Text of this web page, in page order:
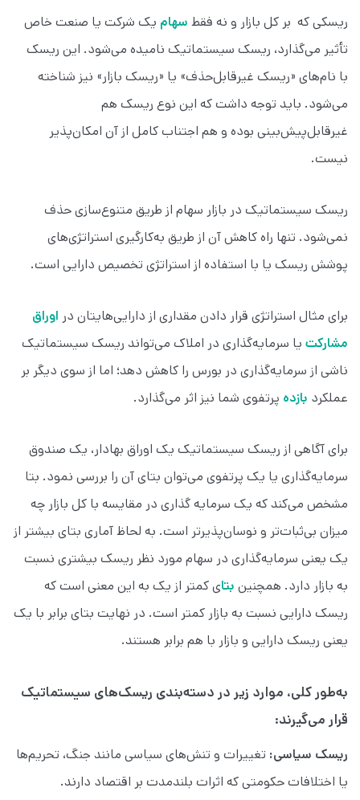
ریسکی که بر کل بازار و نه فقط سهام یک شرکت یا صنعت خاص
تأثیر می‌گذارد، ریسک سیستماتیک نامیده می‌شود. این ریسک
با نام‌های «ریسک غیرقابل‌حذف» یا «ریسک بازار» نیز شناخته
می‌شود. باید توجه داشت که این نوع ریسک هم
غیرقابل‌پیش‌بینی بوده و هم اجتناب کامل از آن امکان‌پذیر
نیست.
ریسک سیستماتیک در بازار سهام از طریق متنوع‌سازی حذف
نمی‌شود. تنها راه کاهش آن از طریق به‌کارگیری استراتژی‌های
پوشش ریسک یا با استفاده از استراتژی تخصیص دارایی است.
برای مثال استراتژی قرار دادن مقداری از دارایی‌هایتان در اوراق
مشارکت یا سرمایه‌گذاری در املاک می‌تواند ریسک سیستماتیک
ناشی از سرمایه‌گذاری در بورس را کاهش دهد؛ اما از سوی دیگر بر
عملکرد بازده پرتفوی شما نیز اثر می‌گذارد.
برای آگاهی از ریسک سیستماتیک یک اوراق بهادار، یک صندوق
سرمایه‌گذاری یا یک پرتفوی می‌توان بتای آن را بررسی نمود. بتا
مشخص می‌کند که یک سرمایه گذاری در مقایسه با کل بازار چه
میزان بی‌ثبات‌تر و نوسان‌پذیرتر است. به لحاظ آماری بتای بیشتر از
یک یعنی سرمایه‌گذاری در سهام مورد نظر ریسک بیشتری نسبت
به بازار دارد. همچنین بتای کمتر از یک به این معنی است که
ریسک دارایی نسبت به بازار کمتر است. در نهایت بتای برابر با یک
یعنی ریسک دارایی و بازار با هم برابر هستند.
به‌طور کلی، موارد زیر در دسته‌بندی ریسک‌های سیستماتیک
قرار می‌گیرند:
ریسک سیاسی: تغییرات و تنش‌های سیاسی مانند جنگ، تحریم‌ها
یا اختلافات حکومتی که اثرات بلندمدت بر اقتصاد دارند.